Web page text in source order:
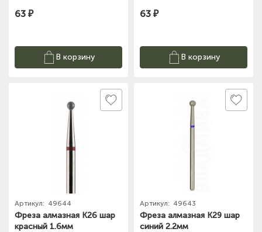
63 ₽
В корзину
63 ₽
В корзину
Артикул: 49644
Фреза алмазная К26 шар
красный 1.6мм
Артикул: 49643
Фреза алмазная К29 шар
синий 2.2мм